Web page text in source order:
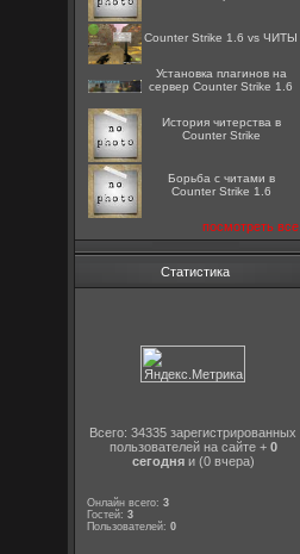
Counter Strike 1.6 vs ЧИТЫ
Установка плагинов на
сервер Counter Strike 1.6
История читерства в
Counter Strike
Борьба с читами в
Counter Strike 1.6
посмотреть все
Статистика
Всего: 34335 зарегистрированных
пользователей на сайте + 0
сегодняи (0 вчера)
Онлайн всего:3
Гостей:3
Пользователей:0